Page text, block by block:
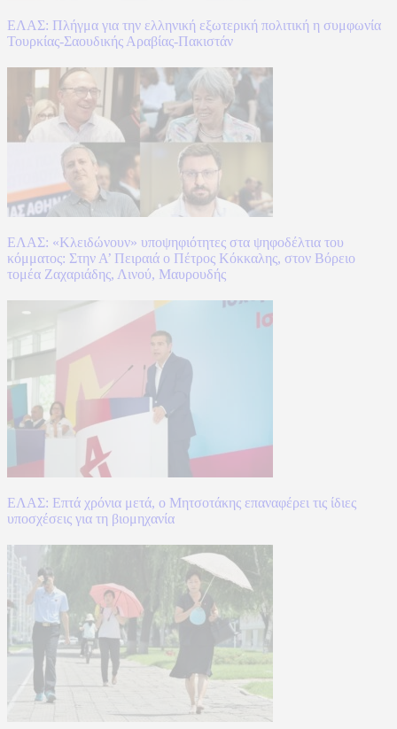
ΕΛΑΣ: Πλήγμα για την ελληνική εξωτερική πολιτική η συμφωνία
Τουρκίας-Σαουδικής Αραβίας-Πακιστάν
ΕΛΑΣ: «Κλειδώνουν» υποψηφιότητες στα ψηφοδέλτια του
κόμματος: Στην Α’ Πειραιά ο Πέτρος Κόκκαλης, στον Βόρειο
τομέα Ζαχαριάδης, Λινού, Μαυρουδής
ΕΛΑΣ: Επτά χρόνια μετά, ο Μητσοτάκης επαναφέρει τις ίδιες
υποσχέσεις για τη βιομηχανία